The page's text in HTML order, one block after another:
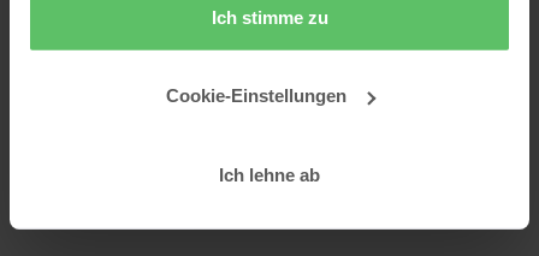
Ich stimme zu
Cookie-Einstellungen
Ich lehne ab